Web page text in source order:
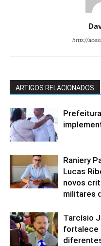
http://
ARTIGOS RELACIONADOS
Raniery
Lucas
novos
militares
Tarcísio
fortalece